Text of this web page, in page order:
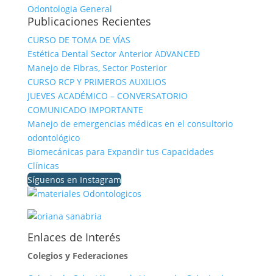
Odontologia General
Publicaciones Recientes
CURSO DE TOMA DE VÍAS
Estética Dental Sector Anterior ADVANCED
Manejo de Fibras, Sector Posterior
CURSO RCP Y PRIMEROS AUXILIOS
JUEVES ACADÉMICO – CONVERSATORIO
COMUNICADO IMPORTANTE
Manejo de emergencias médicas en el consultorio
odontológico
Biomecánicas para Expandir tus Capacidades
Clínicas
Síguenos en Instagram
Enlaces de Interés
Colegios y Federaciones